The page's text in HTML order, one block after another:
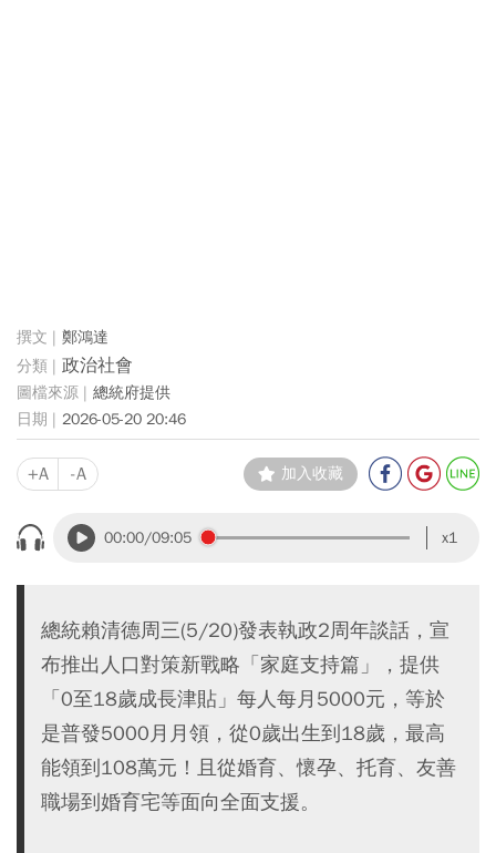
鄭鴻達
政治社會
總統府提供
2026-05-20 20:46
+A -A 加入收藏
00:00/09:05 x1
總統賴清德周三(5/20)發表執政2周年談話，宣
布推出人口對策新戰略「家庭支持篇」，提供
「0至18歲成長津貼」每人每月5000元，等於
是普發5000月月領，從0歲出生到18歲，最高
能領到108萬元！且從婚育、懷孕、托育、友善
職場到婚育宅等面向全面支援。